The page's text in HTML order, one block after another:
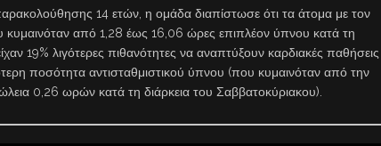
14 ετών, η ομάδα διαπίστωσε ότι τα άτομα με τον
κυμαινόταν από 1,28 έως 16,06 ώρες επιπλέον ύπνου κατά τη
19% λιγότερες πιθανότητες να αναπτύξουν καρδιακές παθήσεις
ποσότητα αντισταθμιστικού ύπνου (που κυμαινόταν από την
0,26 ωρών κατά τη διάρκεια του Σαββατοκύριακου).